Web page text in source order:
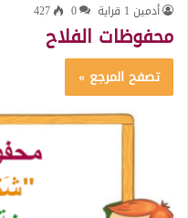
أدمين 1 قراية 0
427
محفوظات الفلاح
تصفح المرجع »